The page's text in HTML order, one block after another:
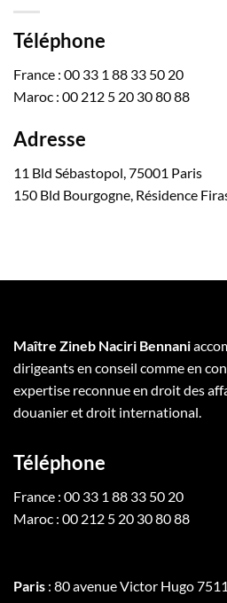
Téléphone
France : 00 33 1 88 33 50 20
Maroc : 00 212 5 20 30 80 88
Adresse
11 Bld Sébastopol, 75001 Paris
150 Bld Bourgogne, Résidence
Maître Zineb Naciri Bennani
dirigeants en conseil comme en
expertise reconnue en droit des
douanier et droit international.
Téléphone
France : 00 33 1 88 33 50 20
Maroc : 00 212 5 20 30 80 88
Paris : 80 avenue Victor Hugo